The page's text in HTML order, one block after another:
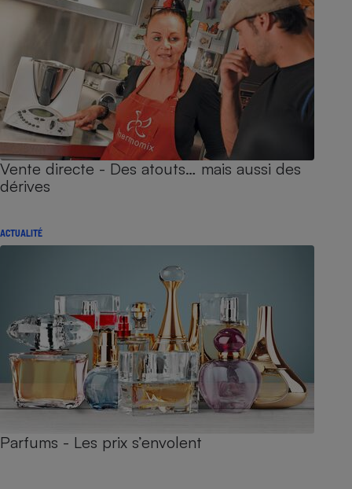
Vente directe - Des atouts… mais aussi des
dérives
ACTUALITÉ
Parfums - Les prix s’envolent